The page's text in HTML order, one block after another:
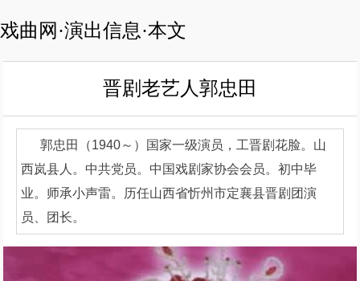
戏曲网·演出信息·本文
晋剧老艺人郭忠田
郭忠田（1940～）国家一级演员，工晋剧花脸。山
西岚县人。中共党员。中国戏剧家协会会员。初中毕
业。师承小声雷。历任山西省忻州市定襄县晋剧团演
员、团长。